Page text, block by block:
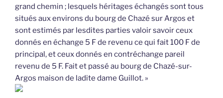
grand chemin ; lesquels héritages échangés sont tous
situés aux environs du bourg de Chazé sur Argos et
sont estimés par lesdites parties valoir savoir ceux
donnés en échange 5 F de revenu ce qui fait 100 F de
principal, et ceux donnés en contréchange pareil
revenu de 5 F. Fait et passé au bourg de Chazé-sur-
Argos maison de ladite dame Guillot. »